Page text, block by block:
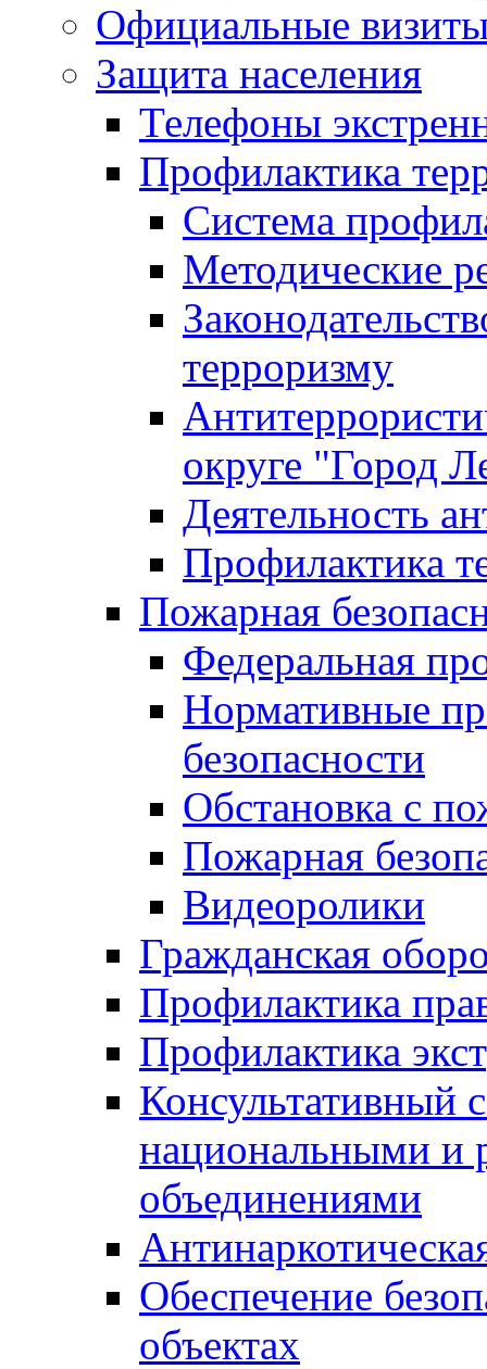
Официальные
Защита населения
Телефоны
Профилактика
Система
Методические
терроризму
округе "Город
Деятельность
Профилактика
Пожарная
Федеральная
Нормативные
безопасности
Обстановка с
Пожарная
Видеоролики
Гражданская
Профилактика
Профилактика
Консультативный
национальными и
объединениями
Обеспечение
объектах